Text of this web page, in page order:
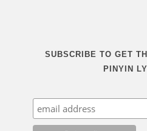
SUBSCRIBE TO GET
PINYIN